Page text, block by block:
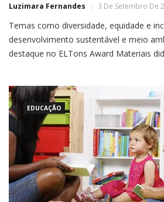
Luzimara Fernandes 3 De Setembro De
Temas como diversidade, equidade e
desenvolvimento sustentável e meio
destaque no ELTons Award Materiais
British Council (organização
relações culturais e
EDUCAÇÃO